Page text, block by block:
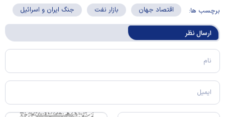
برچسب ها: اقتصاد جهان بازار نفت جنگ ایران و اسرائیل
ارسال‌ نظر